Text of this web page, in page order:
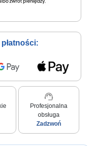
support_agent
Profesjonalna
obsługa
Zadzwoń